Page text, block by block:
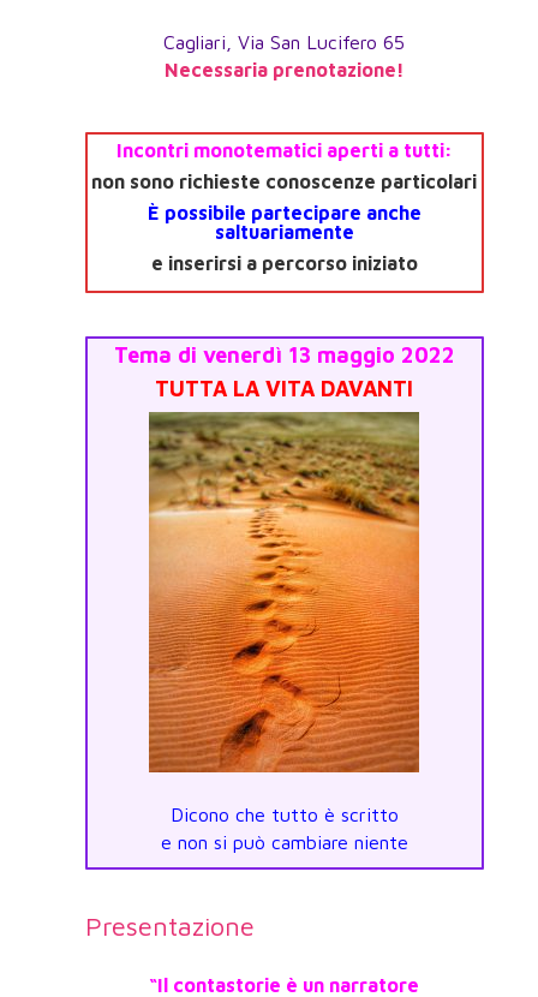
Cagliari, Via San Lucifero 65
Necessaria prenotazione!
Incontri monotematici aperti a tutti:
non sono richieste conoscenze particolari
È possibile partecipare anche
saltuariamente
e inserirsi a percorso iniziato
Tema di venerdì 13 maggio 2022
TUTTA LA VITA DAVANTI
Dicono che tutto è scritto
e non si può cambiare niente
Presentazione
“Il contastorie è un narratore